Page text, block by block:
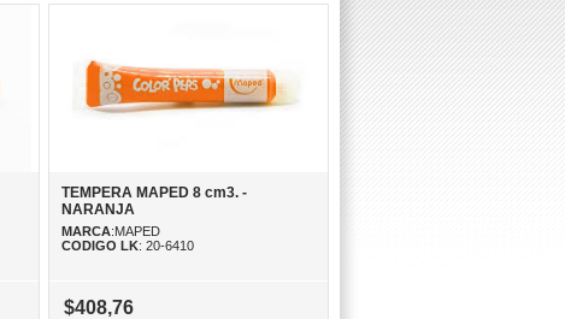
TEMPERA MAPED 8 cm3. -
NARANJA
MARCA:MAPED
CODIGO LK: 20-6410
$408,76